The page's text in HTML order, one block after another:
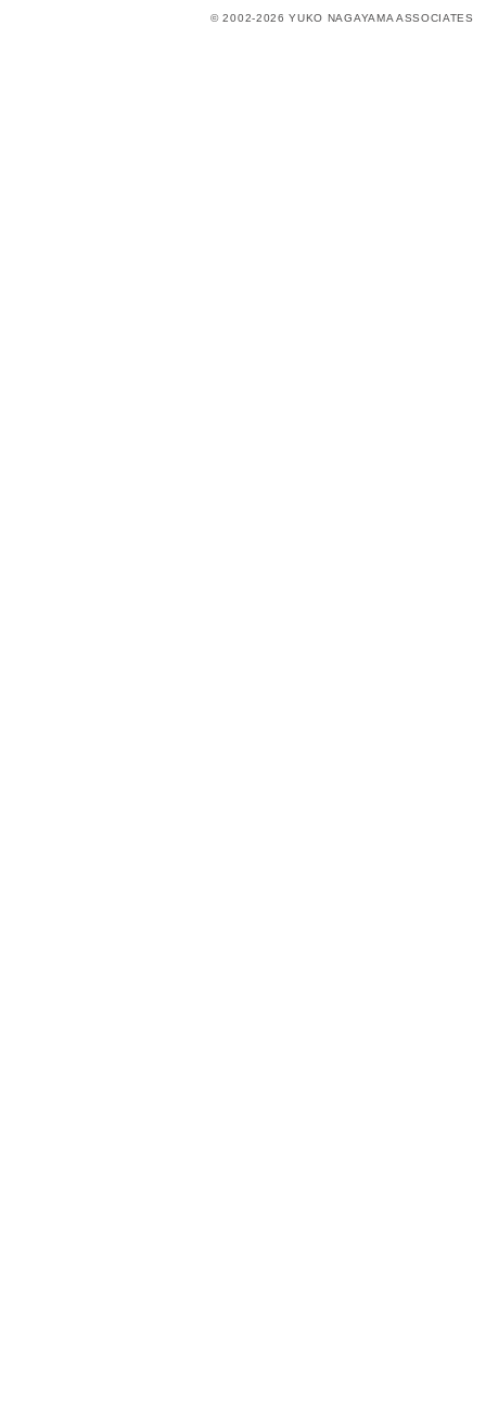
© 2002-2026 YUKO NAGAYAMA ASSOCIATES